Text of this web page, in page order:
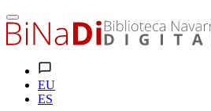
EU
ES